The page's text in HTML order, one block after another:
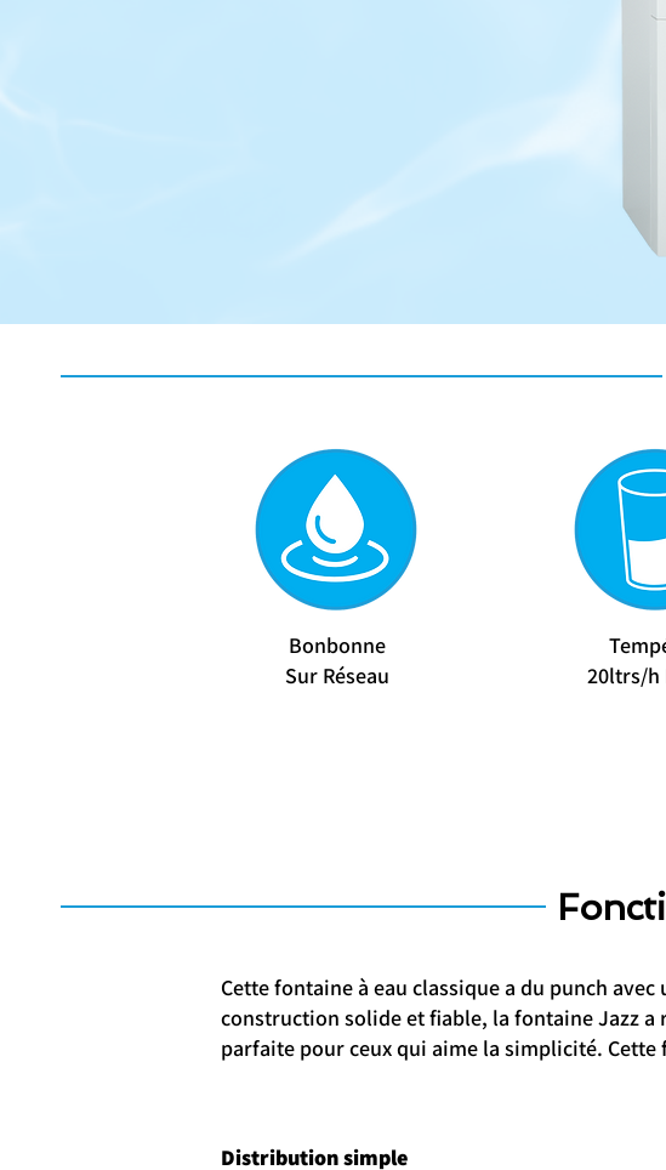
Bonbonne
Sur Réseau
​20ltrs/h
Cette fontaine à eau classique a du punch
construction solide et fiable, la fontaine Jazz a
parfaite pour ceux qui aime la simplicité.
Distribution simple